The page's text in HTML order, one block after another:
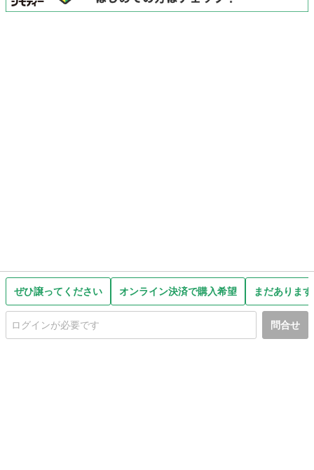
ぜひ譲ってください オンライン決済で購入希望 まだありま
問合せ